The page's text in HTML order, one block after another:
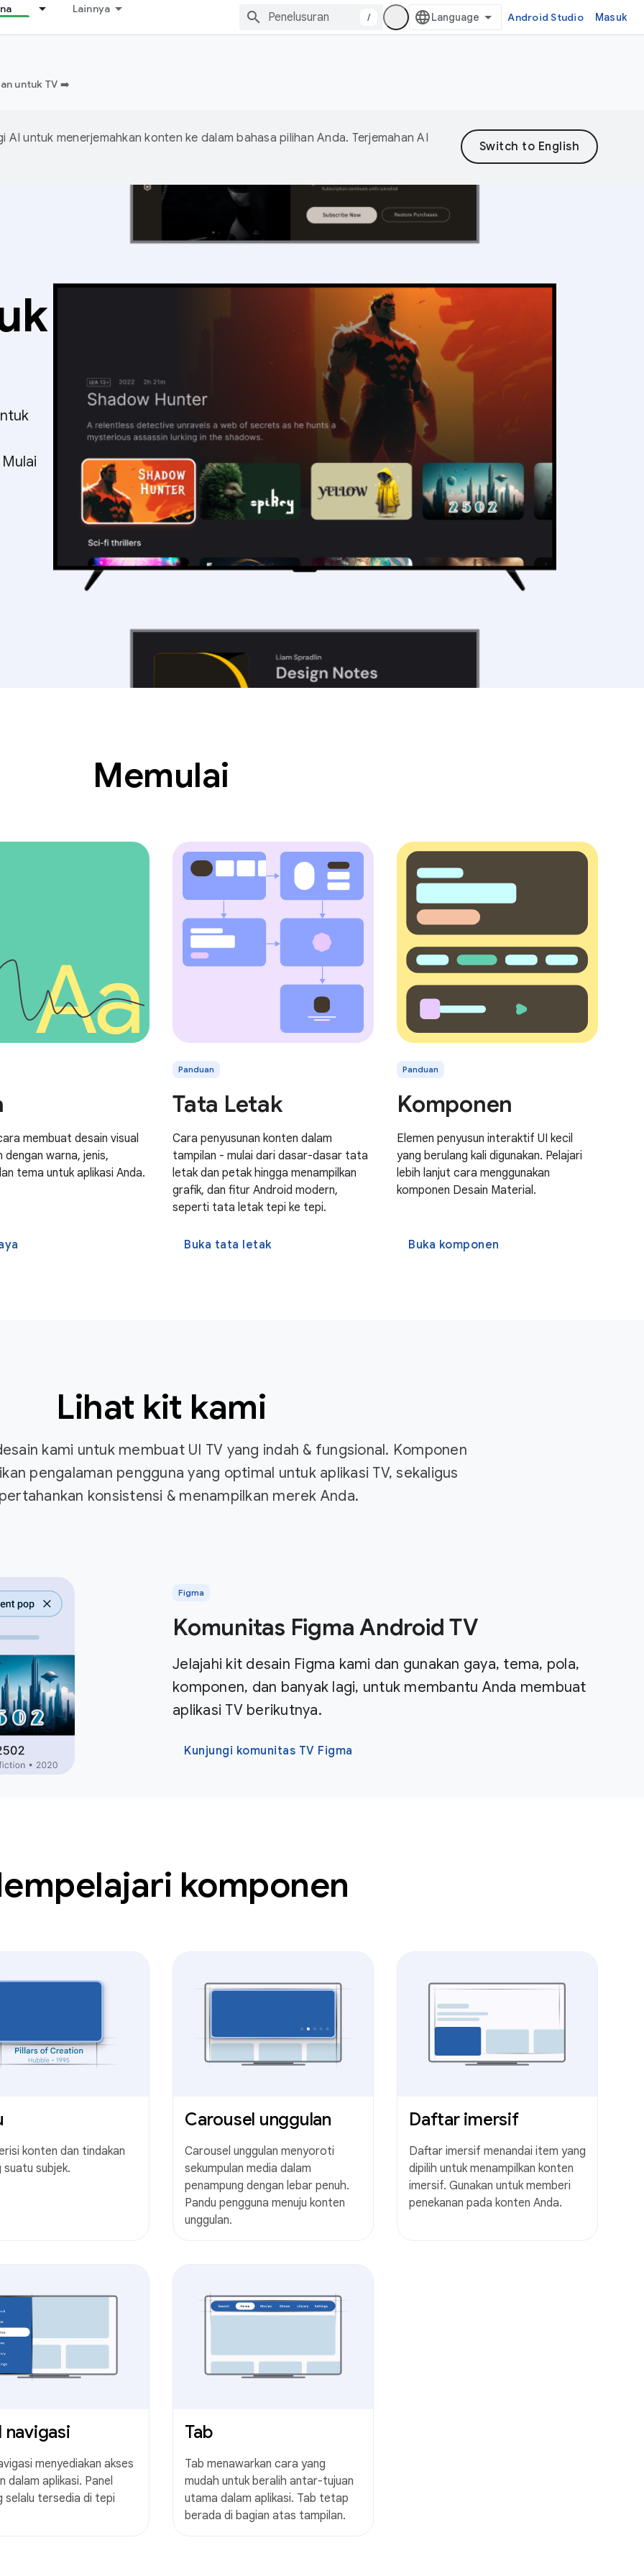
Lainnya
/ Android Studio Masuk
untuk TV ➡️
untuk menerjemahkan konten ke dalam bahasa pilihan Anda. Terjemahan AI
Memulai
membuat desain visual
dengan warna, jenis,
tema untuk aplikasi Anda.
Panduan
Tata Letak
Cara penyusunan konten dalam
tampilan - mulai dari dasar-dasar tata
letak dan petak hingga menampilkan
grafik, dan fitur Android modern,
seperti tata letak tepi ke tepi.
Buka tata letak
Panduan
Komponen
Elemen penyusun interaktif UI kecil
yang berulang kali digunakan. Pelajari
lebih lanjut cara menggunakan
komponen Desain Material.
Buka komponen
Lihat kit kami
kami untuk membuat UI TV yang indah & fungsional. Komponen
pengalaman pengguna yang optimal untuk aplikasi TV, sekaligus
konsistensi & menampilkan merek Anda.
Figma
Komunitas Figma Android TV
Jelajahi kit desain Figma kami dan gunakan gaya, tema, pola,
komponen, dan banyak lagi, untuk membantu Anda membuat
aplikasi TV berikutnya.
Kunjungi komunitas TV Figma
komponen
konten dan tindakan
subjek.
Carousel unggulan
Carousel unggulan menyoroti
sekumpulan media dalam
penampung dengan lebar penuh.
Pandu pengguna menuju konten
unggulan.
Daftar imersif
Daftar imersif menandai item yang
dipilih untuk menampilkan konten
imersif. Gunakan untuk memberi
penekanan pada konten Anda.
navigasi
menyediakan akses
dalam aplikasi. Panel
selalu tersedia di tepi
Tab
Tab menawarkan cara yang
mudah untuk beralih antar-tujuan
utama dalam aplikasi. Tab tetap
berada di bagian atas tampilan.